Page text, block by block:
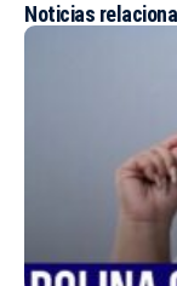
Noticias